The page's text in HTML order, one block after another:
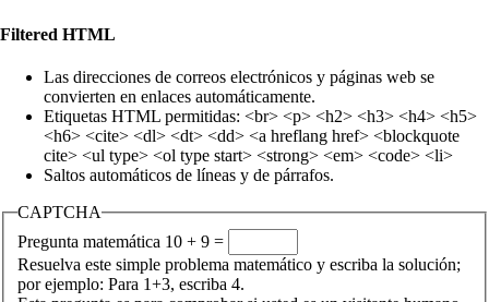
Filtered HTML
Las direcciones de correos electrónicos y páginas web se
convierten en enlaces automáticamente.
Etiquetas HTML permitidas: <br> <p> <h2> <h3> <h4> <h5>
<h6> <cite> <dl> <dt> <dd> <a hreflang href> <blockquote
cite> <ul type> <ol type start> <strong> <em> <code> <li>
Saltos automáticos de líneas y de párrafos.
CAPTCHA
Pregunta matemática 10 + 9 =
Resuelva este simple problema matemático y escriba la solución;
por ejemplo: Para 1+3, escriba 4.